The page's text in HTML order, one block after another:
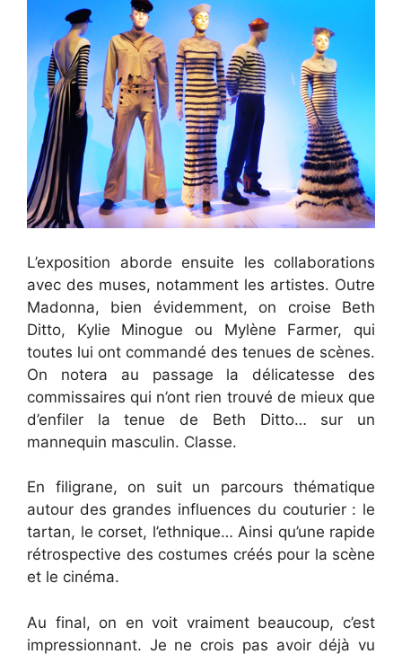
L’exposition aborde ensuite les collaborations
avec des muses, notamment les artistes. Outre
Madonna, bien évidemment, on croise Beth
Ditto, Kylie Minogue ou Mylène Farmer, qui
toutes lui ont commandé des tenues de scènes.
On notera au passage la délicatesse des
commissaires qui n’ont rien trouvé de mieux que
d’enfiler la tenue de Beth Ditto… sur un
mannequin masculin. Classe.
En filigrane, on suit un parcours thématique
autour des grandes influences du couturier : le
tartan, le corset, l’ethnique… Ainsi qu’une rapide
rétrospective des costumes créés pour la scène
et le cinéma.
Au final, on en voit vraiment beaucoup, c’est
impressionnant. Je ne crois pas avoir déjà vu